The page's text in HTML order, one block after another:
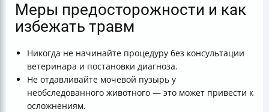
Меры предосторожности и как
избежать травм
Никогда не начинайте процедуру без консультации
ветеринара и постановки диагноза.
Не отдавливайте мочевой пузырь у
необследованного животного — это может привести к
осложнениям.